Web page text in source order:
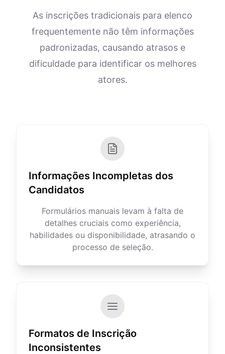
As inscrições tradicionais para elenco
frequentemente não têm informações
padronizadas, causando atrasos e
dificuldade para identificar os melhores
atores.
Informações Incompletas dos
Candidatos
Formulários manuais levam à falta de
detalhes cruciais como experiência,
habilidades ou disponibilidade, atrasando o
processo de seleção.
Formatos de Inscrição
Inconsistentes